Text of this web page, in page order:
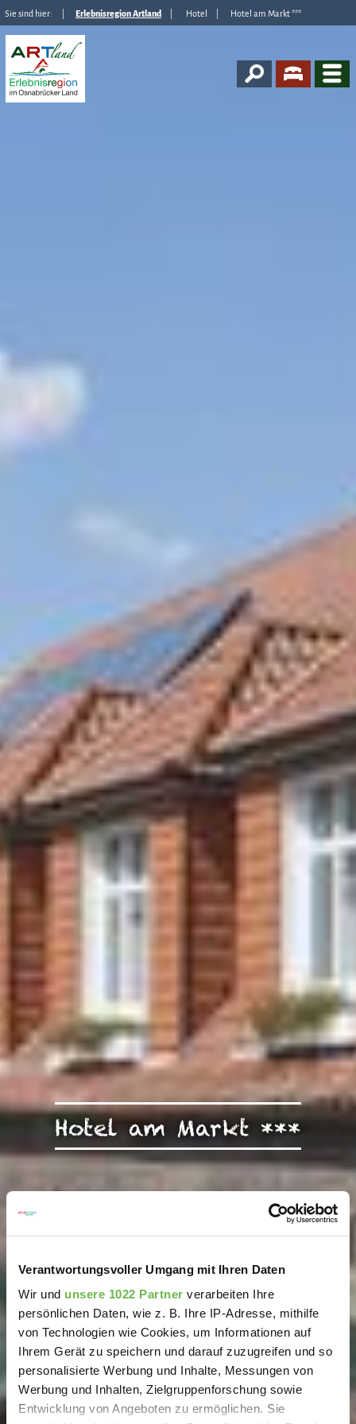
Verantwortungsvoller Umgang mit Ihren Daten
Wir und unsere 1022 Partner verarbeiten Ihre
persönlichen Daten, wie z. B. Ihre IP-Adresse, mithilfe
von Technologien wie Cookies, um Informationen auf
Ihrem Gerät zu speichern und darauf zuzugreifen und so
personalisierte Werbung und Inhalte, Messungen von
Werbung und Inhalten, Zielgruppenforschung sowie
Entwicklung von Angeboten zu ermöglichen. Sie
Sie sind hier: Erlebnisregion Artland Hotel Hotel am Markt ***
Hotel am Markt ***